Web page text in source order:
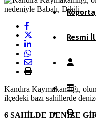
Resmi
Kandıra Kaymakamlığı,
ilçedeki bazı sahillerde
6 SAHİLDE DENİZE